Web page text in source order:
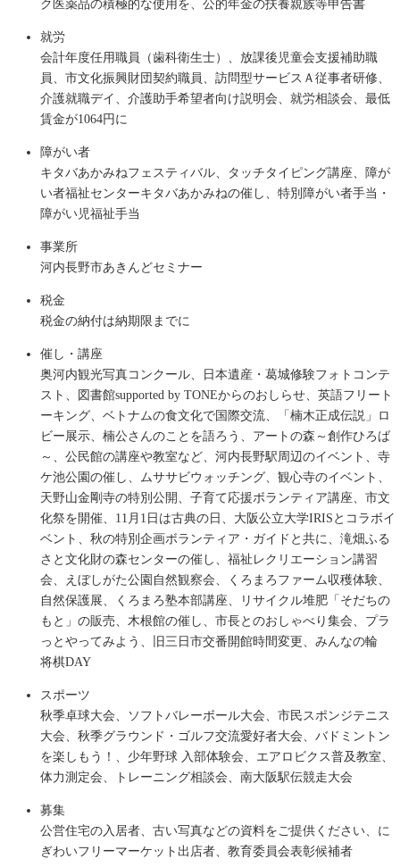
ク医薬品の積極的な使用を、公的年金の扶養親族等申告書
就労
会計年度任用職員（歯科衛生士）、放課後児童会支援補助職
員、市文化振興財団契約職員、訪問型サービスＡ従事者研修、
介護就職デイ、介護助手希望者向け説明会、就労相談会、最低
賃金が1064円に
障がい者
キタバあかみねフェスティバル、タッチタイピング講座、障が
い者福祉センターキタバあかみねの催し、特別障がい者手当・
障がい児福祉手当
事業所
河内長野市あきんどセミナー
税金
税金の納付は納期限までに
催し・講座
奥河内観光写真コンクール、日本遺産・葛城修験フォトコンテ
スト、図書館supported by TONEからのおしらせ、英語フリート
ーキング、ベトナムの食文化で国際交流、「楠木正成伝説」ロ
ビー展示、楠公さんのことを語ろう、アートの森～創作ひろば
～、公民館の講座や教室など、河内長野駅周辺のイベント、寺
ケ池公園の催し、ムササビウォッチング、観心寺のイベント、
天野山金剛寺の特別公開、子育て応援ボランティア講座、市文
化祭を開催、11月1日は古典の日、大阪公立大学IRISとコラボイ
ベント、秋の特別企画ボランティア・ガイドと共に、滝畑ふる
さと文化財の森センターの催し、福祉レクリエーション講習
会、えぼしがた公園自然観察会、くろまろファーム収穫体験、
自然保護展、くろまろ塾本部講座、リサイクル堆肥「そだちの
もと」の販売、木根館の催し、市長とのおしゃべり集会、プラ
っとやってみよう、旧三日市交番開館時間変更、みんなの輪
将棋DAY
スポーツ
秋季卓球大会、ソフトバレーボール大会、市民スポンジテニス
大会、秋季グラウンド・ゴルフ交流愛好者大会、バドミントン
を楽しもう！、少年野球 入部体験会、エアロビクス普及教室、
体力測定会、トレーニング相談会、南大阪駅伝競走大会
募集
公営住宅の入居者、古い写真などの資料をご提供ください、に
ぎわいフリーマーケット出店者、教育委員会表彰候補者